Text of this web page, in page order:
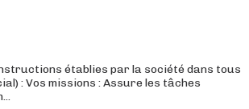
établies par la société dans tous
: Vos missions : Assure les tâches